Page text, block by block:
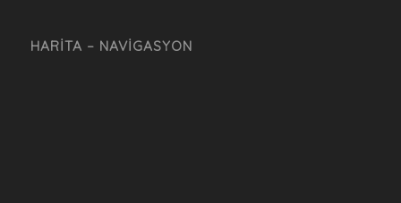
HARITA – NAVIGASYON